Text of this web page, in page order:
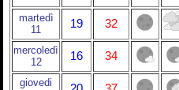
martedì
11
19 32
mercoledì
12
16 34
giovedi